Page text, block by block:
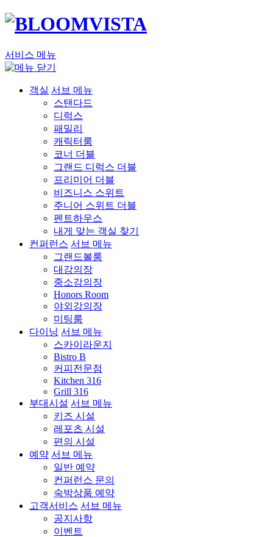
서비스 메뉴
객실 서브 메뉴
스탠다드
디럭스
패밀리
캐릭터룸
코너 더블
그랜드 디럭스 더블
프리미어 더블
비즈니스 스위트
주니어 스위트 더블
펜트하우스
내게 맞는 객실 찾기
컨퍼런스 서브 메뉴
그랜드볼룸
대강의장
중소강의장
Honors Room
야외강의장
미팅룸
다이닝 서브 메뉴
스카이라운지
Bistro B
커피전문점
Kitchen 316
Grill 316
부대시설 서브 메뉴
키즈 시설
레포츠 시설
편의 시설
예약 서브 메뉴
일반 예약
컨퍼런스 문의
숙박상품 예약
고객서비스 서브 메뉴
공지사항
이벤트